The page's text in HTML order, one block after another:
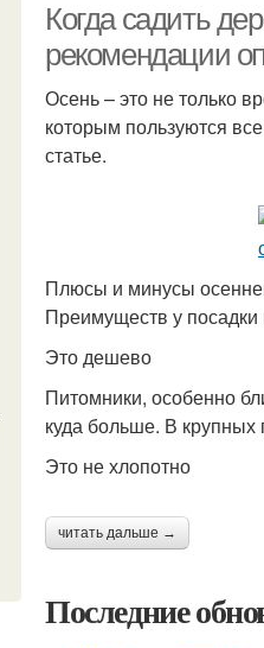
Когда садить
рекомендации
Осень – это не только
которым пользуются
статье.
Плюсы и минусы
Преимуществ у
Это дешево
Питомники, особенно
куда больше. В крупных
Это не хлопотно
читать дальше →
Последние